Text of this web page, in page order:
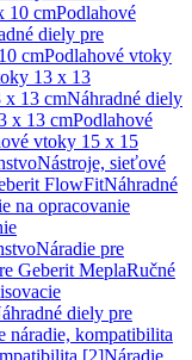
10 cmPodlahové
diely pre
cmPodlahové vtoky
13 x 13
x 13 cmNáhradné diely
x 13 cmPodlahové
vtoky 15 x 15
Nástroje, sieťové
FlowFitNáhradné
na opracovanie
Náradie pre
Geberit MeplaRučné
diely pre
náradie, kompatibilita
[2]Náradie